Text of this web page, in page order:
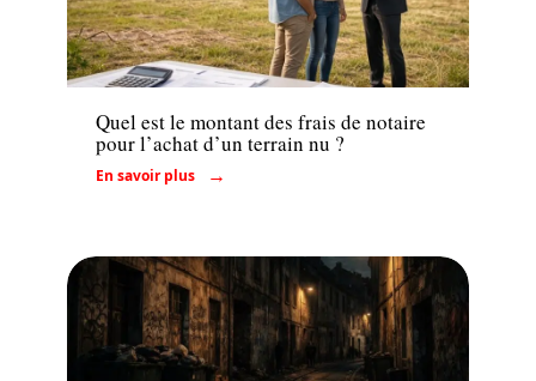
Immo
Quel est le montant des frais de notaire
pour l’achat d’un terrain nu ?
En savoir plus